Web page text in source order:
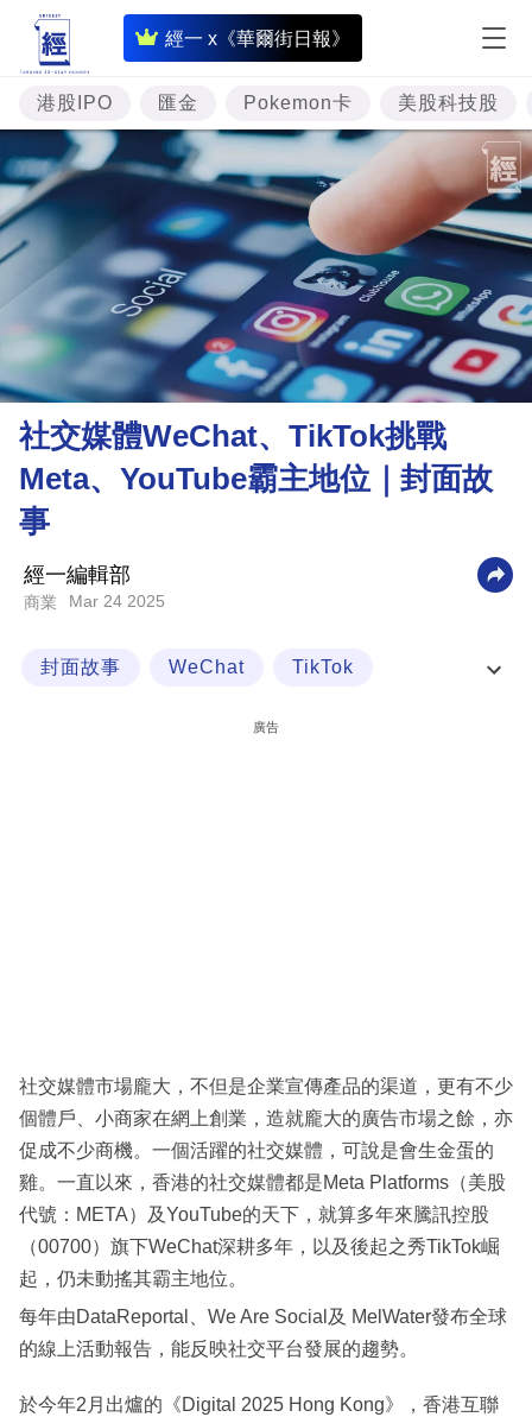
經一 x《華爾街日報》
即
時
財
經
專
投
資
樓
市
理
財
商
技
港股IPO 匯金 Pokemon卡 美股科技股
社交媒體WeChat、TikTok挑戰
Meta、YouTube霸主地位｜封面故
事
經一編輯部
商業 Mar 24 2025
封面故事 WeChat TikTok
廣告
社交媒體市場龐大，不但是企業宣傳產品的渠道，更有不少
個體戶、小商家在網上創業，造就龐大的廣告市場之餘，亦
促成不少商機。一個活躍的社交媒體，可說是會生金蛋的
雞。一直以來，香港的社交媒體都是Meta Platforms（美股
代號：META）及YouTube的天下，就算多年來騰訊控股
（00700）旗下WeChat深耕多年，以及後起之秀TikTok崛
起，仍未動搖其霸主地位。
每年由DataReportal、We Are Social及 MelWater發布全球
的線上活動報告，能反映社交平台發展的趨勢。
於今年2月出爐的《Digital 2025 Hong Kong》，香港互聯